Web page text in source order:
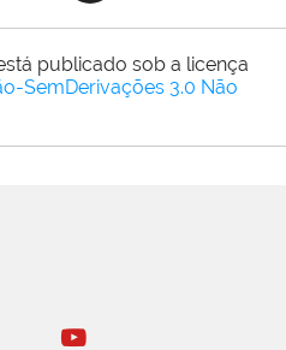
publicado sob a licença
SemDerivações 3.0 Não